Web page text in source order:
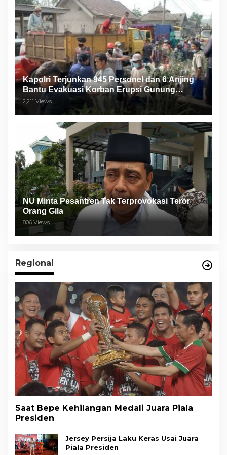
Kapolri Terjunkan 945 Personel dan 6 Anjing
Bantu Evakuasi Korban Erupsi Gunung
Semeru
2,211 Views
NU Minta Pesantren Tak Terprovokasi Teror
Orang Gila
806 Views
Regional
Saat Bepe Kehilangan Medali Juara Piala
Presiden
Jersey Persija Laku Keras Usai Juara
Piala Presiden